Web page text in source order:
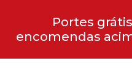
Portes
encomendas